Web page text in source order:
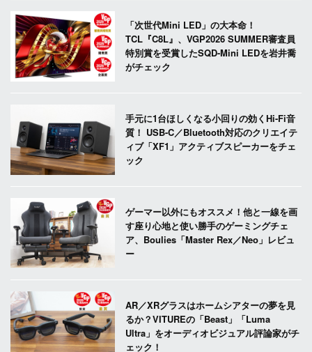
「次世代Mini LED」の大本命！
TCL『C8L』、VGP2026 SUMMER審査員
特別賞を受賞したSQD-Mini LEDを岩井喬
がチェック
手元に1台ほしくなる小回りの効くHi-Fi音
質！ USB-C／Bluetooth対応のクリエイテ
ィブ「XF1」アクティブスピーカーをチェ
ック
ゲーマー以外にもオススメ！他と一線を画
す座り心地と使い勝手のゲーミングチェ
ア、Boulies「Master Rex／Neo」レビュ
ー
AR／XRグラスはホームシアターの夢を見
るか？VITUREの「Beast」「Luma
Ultra」をオーディオビジュアル評論家がチ
ェック！